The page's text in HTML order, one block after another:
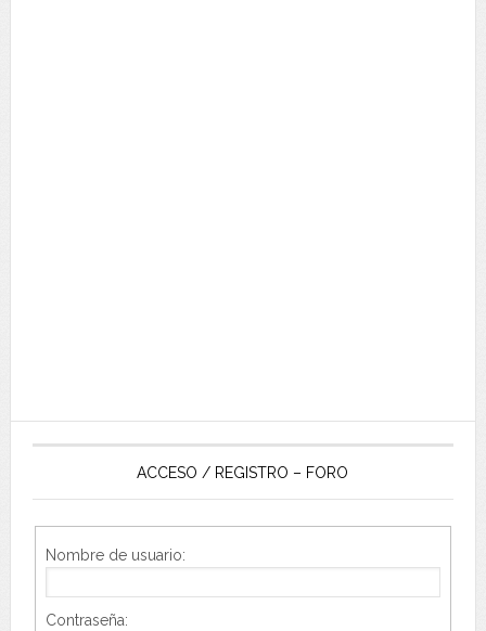
ACCESO / REGISTRO – FORO
Nombre de usuario:
Contraseña: